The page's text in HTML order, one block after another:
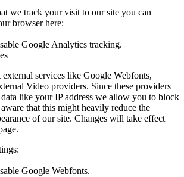
we track your visit to our site you can
browser here:
Google Analytics tracking.
services like Google Webfonts,
Video providers. Since these providers
like your IP address we allow you to block
that this might heavily reduce the
of our site. Changes will take effect
Google Webfonts.